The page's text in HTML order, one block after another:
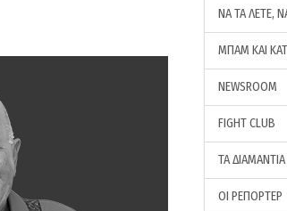
ΝΑ ΤΑ ΛΕΤΕ,
ΜΠΑΜ ΚΑΙ
NEWSROOM
FIGHT CLUB
ΤΑ
ΟΙ ΡΕΠΟΡΤΕΡ